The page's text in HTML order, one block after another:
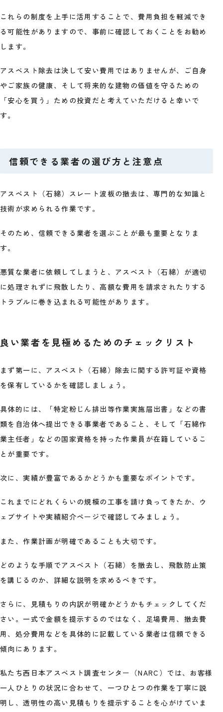
これらの制度を上手に活用することで、費用負担を軽減でき
る可能性がありますので、事前に確認しておくことをお勧め
します。
アスベスト除去は決して安い費用ではありませんが、ご自身
やご家族の健康、そして将来的な建物の価値を守るための
「安心を買う」ための投資だと考えていただけると幸いで
す。
信頼できる業者の選び方と注意点
アスベスト（石綿）スレート波板の撤去は、専門的な知識と
技術が求められる作業です。
そのため、信頼できる業者を選ぶことが最も重要となりま
す。
悪質な業者に依頼してしまうと、アスベスト（石綿）が適切
に処理されずに飛散したり、高額な費用を請求されたりする
トラブルに巻き込まれる可能性があります。
良い業者を見極めるためのチェックリスト
まず第一に、アスベスト（石綿）除去に関する許可証や資格
を保有しているかを確認しましょう。
具体的には、「特定粉じん排出等作業実施届出書」などの書
類を自治体へ提出できる事業者であること、そして「石綿作
業主任者」などの国家資格を持った作業員が在籍しているこ
とが重要です。
次に、実績が豊富であるかどうかも重要なポイントです。
これまでにどれくらいの規模の工事を請け負ってきたか、ウ
ェブサイトや実績紹介ページで確認してみましょう。
また、作業計画が明確であることも大切です。
どのような手順でアスベスト（石綿）を撤去し、飛散防止策
を講じるのか、詳細な説明を求めるべきです。
さらに、見積もりの内訳が明確かどうかもチェックしてくだ
さい。一式で金額を提示するのではなく、足場費用、撤去費
用、処分費用などを具体的に記載している業者は信頼できる
傾向にあります。
私たち西日本アスベスト調査センター（NARC）では、お客様
一人ひとりの状況に合わせて、一つひとつの作業を丁寧に説
明し、透明性の高い見積もりを提示することを心がけていま